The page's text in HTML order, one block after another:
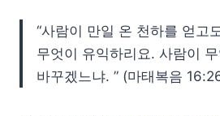
“사람이 만일 온 천하를 얻고
무엇이 유익하리요. 사람이
바꾸겠느냐. ” (마태복음